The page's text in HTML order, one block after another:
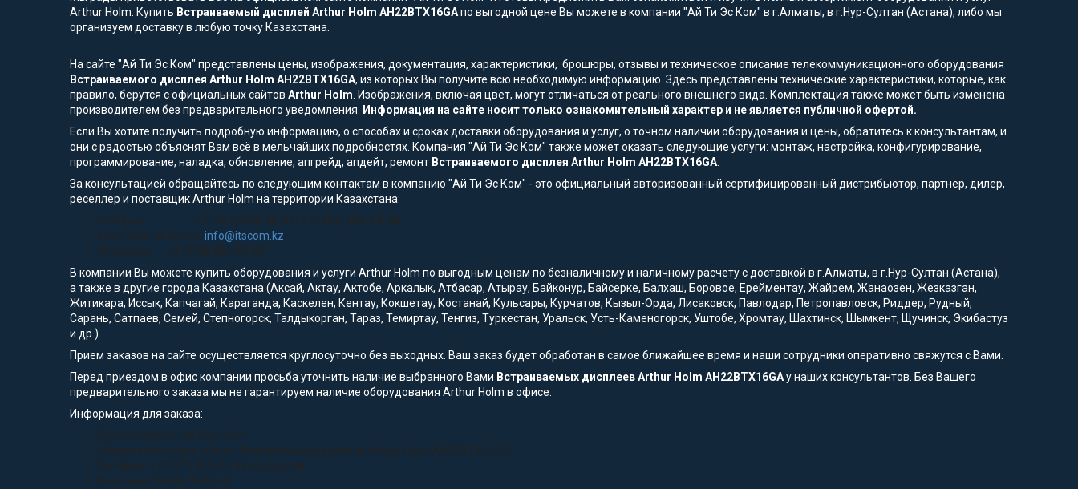
Arthur Holm. Купить Встраиваемый дисплей Arthur Holm AH22BTX16GAпо выгодной цене Вы можете в компании "Ай Ти Эс Ком" в г.Алматы, в г.Нур-Султан (Астана), либо мы
организуем доставку в любую точку Казахстана.
На сайте "Ай Ти Эс Ком" представлены цены, изображения, документация, характеристики, брошюры, отзывы и техническое описание телекоммуникационного оборудования
Встраиваемого дисплея Arthur Holm AH22BTX16GA, из которых Вы получите всю необходимую информацию. Здесь представлены технические характеристики, которые, как
правило, берутся с официальных сайтов Arthur Holm. Изображения, включая цвет, могут отличаться от реального внешнего вида. Комплектация также может быть изменена
производителем без предварительного уведомления. Информация на сайте носит только ознакомительный характер и не является публичной офертой.
Если Вы хотите получить подробную информацию, о способах и сроках доставки оборудования и услуг, о точном наличии оборудования и цены, обратитесь к консультантам, и
они с радостью объяснят Вам всё в мельчайших подробностях. Компания "Ай Ти Эс Ком" также может оказать следующие услуги: монтаж, настройка, конфигурирование,
программирование, наладка, обновление, апгрейд, апдейт, ремонт Встраиваемого дисплея Arthur Holm AH22BTX16GA.
За консультацией обращайтесь по следующим контактам в компанию "Ай Ти Эс Ком" - это официальный авторизованный сертифицированный дистрибьютор, партнер, дилер,
реселлер и поставщик Arthur Holm на территории Казахстана:
телефон:
+7 (727) 354-33-55; +7 (727) 354-33-44
электронная почта: info@itscom.kz
WhatsApp: +7 (775) 554-33-55
В компании Вы можете купить оборудования и услуги Arthur Holm по выгодным ценам по безналичному и наличному расчету с доставкой в г.Алматы, в г.Нур-Султан (Астана),
а также в другие города Казахстана (Аксай, Актау, Актобе, Аркалык, Атбасар, Атырау, Байконур, Байсерке, Балхаш, Боровое, Ерейментау, Жайрем, Жанаозен, Жезказган,
Житикара, Иссык, Капчагай, Караганда, Каскелен, Кентау, Кокшетау, Костанай, Кульсары, Курчатов, Кызыл-Орда, Лисаковск, Павлодар, Петропавловск, Риддер, Рудный,
Сарань, Сатпаев, Семей, Степногорск, Талдыкорган, Тараз, Темиртау, Тенгиз, Туркестан, Уральск, Усть-Каменогорск, Уштобе, Хромтау, Шахтинск, Шымкент, Щучинск, Экибастуз
и др.).
Прием заказов на сайте осуществляется круглосуточно без выходных. Ваш заказ будет обработан в самое ближайшее время и наши сотрудники оперативно свяжутся с Вами.
Перед приездом в офис компании просьба уточнить наличие выбранного Вами Встраиваемых дисплеев Arthur Holm AH22BTX16GAу наших консультантов. Без Вашего
предварительного заказа мы не гарантируем наличие оборудования Arthur Holm в офисе.
Информация для заказа:
Производитель: Arthur Holm
Оборудование или услуга: Встраиваемый дисплей Arthur Holm AH22BTX16GA
Телефон: +7 (727) 354-33-55 городской
Компания "Ай Ти Эс Ком"